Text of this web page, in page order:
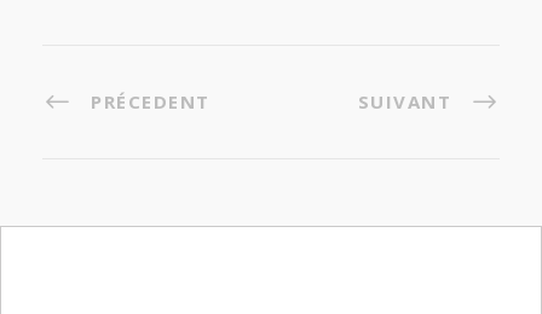
PRÉCEDENT SUIVANT